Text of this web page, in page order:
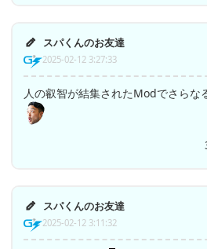
スパくんのお友達
2025-02-12 3:27:33
人の叡智が結集されたModでさらな
スパくんのお友達
2025-02-12 3:11:32